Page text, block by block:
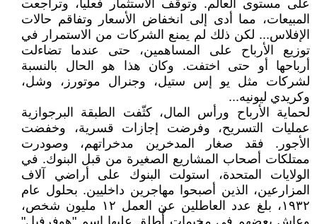
على مستوى العالم. وتوقف الاستثمار فعلياً، وتراجعت
المبيعات، مما أدى إلى انخفاض الأسعار وتفاقم حالات
الإفلاس... لكن ذلك لم يمنع الشركات من الاستمرار في
توزيع الأرباح على المساهمين، حتى عندما تضاءلت
أرباحها أو حتى اختفت. وكان هذا هو الحال بالنسبة
لشركات مثل يو إس ستيل، وجنرال موتورز، وشل،
وكريدي ليونيه...
لحماية الأرباح ورأس المال، كثّفت الطبقة البرجوازية
عمليات التسريح، وفرضت إجازات قسرية، وخفضت
الأجور. فقد صغار المدخرين مدخراتهم، وصودرت
ممتلكات أصحاب المشاريع الصغيرة من قبل البنوك. في
الولايات المتحدة، استولت البنوك على أراضي آلاف
المزارعين، الذين أصبحوا مهاجرين داخليين. بحلول عام
١٩٣٢، بلغ عدد العاطلين عن العمل ١٢ مليون شخص،